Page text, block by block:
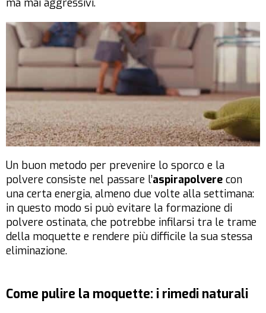
ma mai aggressivi.
Un buon metodo per prevenire lo sporco e la
polvere consiste nel passare l’aspirapolvere con
una certa energia, almeno due volte alla settimana:
in questo modo si può evitare la formazione di
polvere ostinata, che potrebbe infilarsi tra le trame
della moquette e rendere più difficile la sua stessa
eliminazione.
Come pulire la moquette: i rimedi naturali